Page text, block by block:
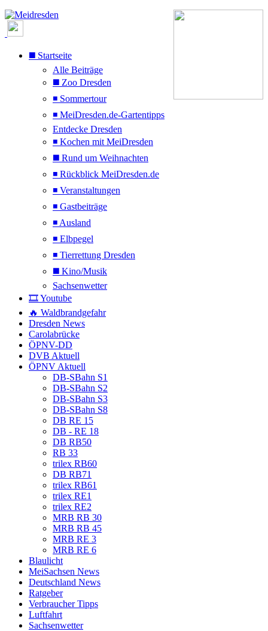
◼️ Startseite
Alle Beiträge
◼️ Zoo Dresden
◾ Sommertour
◾ MeiDresden.de-Gartentipps
Entdecke Dresden
◾ Kochen mit MeiDresden
◼️ Rund um Weihnachten
◾ Rückblick MeiDresden.de
◾ Veranstaltungen
◾ Gastbeiträge
◾ Ausland
◾ Elbpegel
◾ Tierrettung Dresden
◼️ Kino/Musik
Sachsenwetter
🎞️ Youtube
🔥 Waldbrandgefahr
Dresden News
Carolabrücke
ÖPNV-DD
DVB Aktuell
ÖPNV Aktuell
DB-SBahn S1
DB-SBahn S2
DB-SBahn S3
DB-SBahn S8
DB RE 15
DB - RE 18
DB RB50
RB 33
trilex RB60
DB RB71
trilex RB61
trilex RE1
trilex RE2
MRB RB 30
MRB RB 45
MRB RE 3
MRB RE 6
Blaulicht
MeiSachsen News
Deutschland News
Ratgeber
Verbraucher Tipps
Luftfahrt
Sachsenwetter